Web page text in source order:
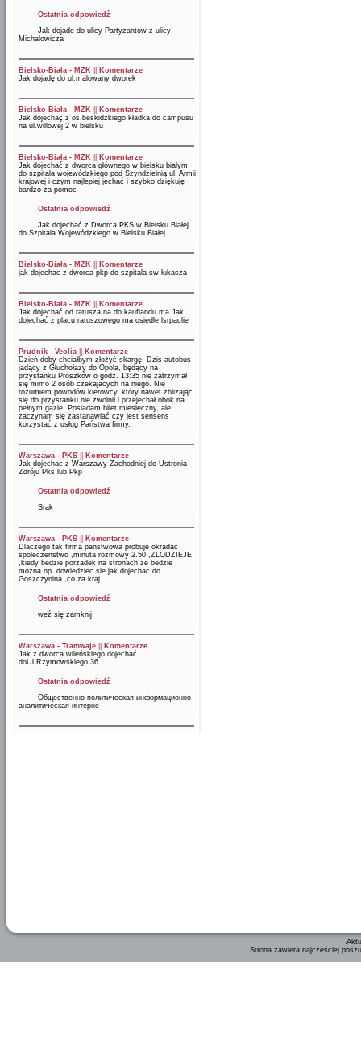
Ostatnia odpowiedź
Jak dojade do ulicy Partyzantow z ulicy
Michalowicza
Bielsko-Biała - MZK
Komentarze
Jak dojadę do ul.malowany dworek
Bielsko-Biała - MZK
Komentarze
Jak dojechaç z os.beskidzkiego kładka do campusu
na ul.willowej 2 w bielsku
Bielsko-Biała - MZK
Komentarze
Jak dojechać z dworca głównego w bielsku białym
do szpitala wojewódzkiego pod Szyndzielnią ul. Armii
krajowej i czym najlepiej jechać i szybko dziękuję
bardzo za pomoc
Ostatnia odpowiedź
Jak dojechać z Dworca PKS w Bielsku Białej
do Szpitala Wojewódzkiego w Bielsku Białej
Bielsko-Biała - MZK
Komentarze
jak dojechac z dworca pkp do szpitala sw łukasza
Bielsko-Biała - MZK
Komentarze
Jak dojechać od ratusza na do kauflandu ma Jak
dojechać z placu ratuszowego ma osiedle lsrpaclie
Prudnik - Veolia
Komentarze
Dzień doby chciałbym złożyć skargę. Dziś autobus
jadący z Głuchołazy do Opola, będący na
przystanku Prószków o godz. 13:35 nie zatrzymał
się mimo 2 osób czekajacych na niego. Nie
rozumiem powodów kierowcy, który nawet zbliżając
się do przystanku nie zwolnił i przejechał obok na
pełnym gazie. Posiadam bilet miesięczny, ale
zaczynam się zastanawiać czy jest sensens
korzystać z usług Państwa firmy.
Warszawa - PKS
Komentarze
Jak dojechac z Warszawy Zachodniej do Ustronia
Zdróju Pks lub Pkp
Ostatnia odpowiedź
Srak
Warszawa - PKS
Komentarze
Dlaczego tak firma panstwowa probuje okradac
spoleczenstwo ,minuta rozmowy 2.50 ,ZLODZIEJE
,kiedy bedzie porzadek na stronach ze bedzie
mozna np. dowiedziec sie jak dojechac do
Goszczynina ,co za kraj ................
Ostatnia odpowiedź
weź się zamknij
Warszawa - Tramwaje
Komentarze
Jak z dworca wileńskiego dojechać
doUl.Rzymowskiego 36
Ostatnia odpowiedź
Общественно-политическая информационно-
аналитическая интерне
Strona zawiera najczęściej